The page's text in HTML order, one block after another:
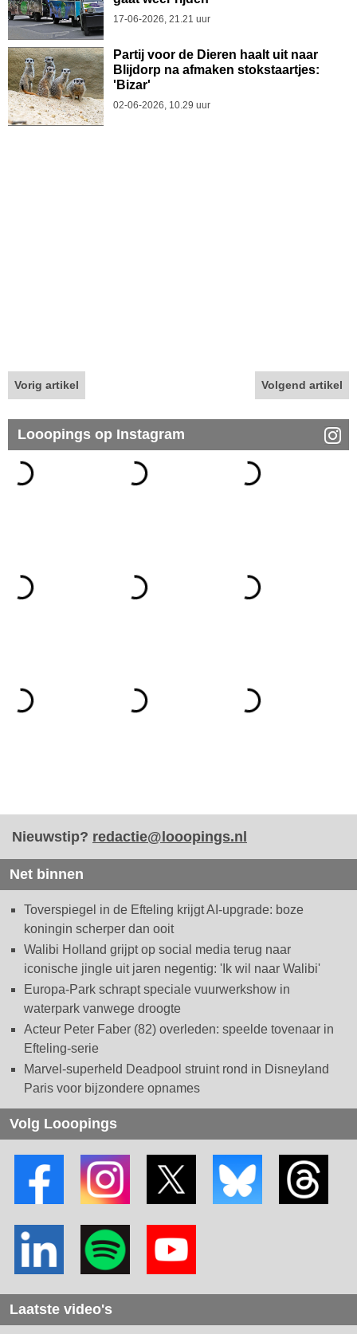
17-06-2026, 21.21 uur
Partij voor de Dieren haalt uit naar
Blijdorp na afmaken stokstaartjes:
'Bizar'
02-06-2026, 10.29 uur
Vorig artikel Volgend artikel
Looopings op Instagram
Nieuwstip? redactie@looopings.nl
Net binnen
Toverspiegel in de Efteling krijgt AI-upgrade: boze
koningin scherper dan ooit
Walibi Holland grijpt op social media terug naar
iconische jingle uit jaren negentig: 'Ik wil naar Walibi'
Europa-Park schrapt speciale vuurwerkshow in
waterpark vanwege droogte
Acteur Peter Faber (82) overleden: speelde tovenaar in
Efteling-serie
Marvel-superheld Deadpool struint rond in Disneyland
Paris voor bijzondere opnames
Volg Looopings
Laatste video's